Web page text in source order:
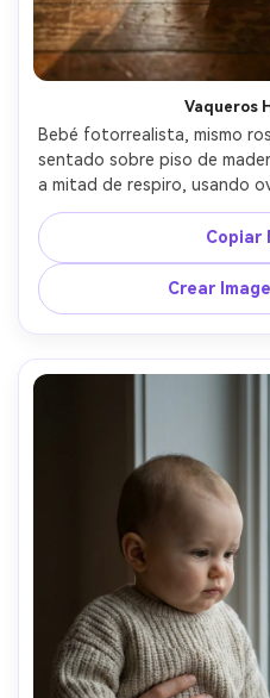
Vaqueros
Bebé fotorrealista, mismo
sentado sobre piso de
a mitad de respiro, usando
grande sobre camiseta de
poco suelta para dar
sol con motas de polvo, luz
suave luz de contorno, Sony
a nivel del bebé,
sombras
Copiar
Crear